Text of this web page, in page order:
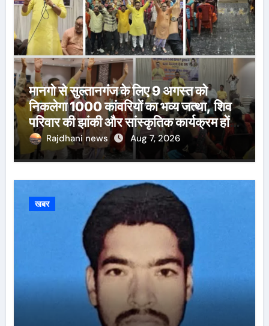
मानगो से सुल्तानगंज के लिए 9 अगस्त को
निकलेगा 1000 कांवरियों का भव्य जत्था, शिव
परिवार की झांकी और सांस्कृतिक कार्यक्रम होंगे
आकर्षणRajdhani news Aug 7, 2026
खबर